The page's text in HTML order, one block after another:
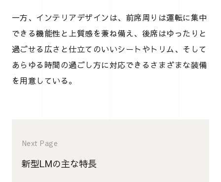
一方、インテリアデザインは、前席周りは運転に集中
できる機能性と上質感を兼ね備え、後席はゆったりと
過ごせる広さと仕立てのいいシートやトリム、そして
あらゆる時間の過ごし方に対応できるさまざまな装備
を用意している。
Next Page
新型LMの主な特長